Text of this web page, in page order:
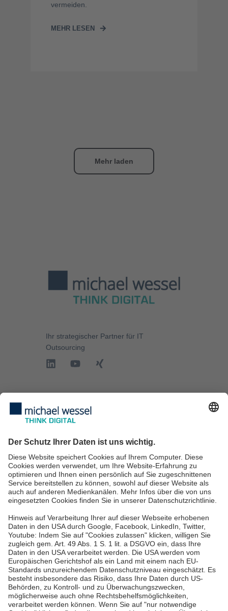
vermeiden.
MEHR LESEN
Mehr laden
Ihr strategischer Partner für IT
Outsourcing
IT-Services
IT-Beratung
IT Services für KMU
IT Service Desk
Über uns
Karriere
Blog
News & Events